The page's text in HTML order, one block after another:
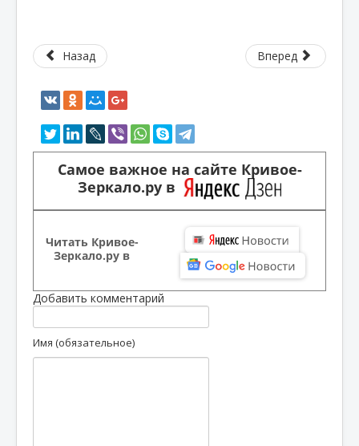
Назад Вперед
Самое важное на сайте Кривое-
Зеркало.ру в
Читать Кривое-
Зеркало.ру в
Добавить комментарий
Имя (обязательное)